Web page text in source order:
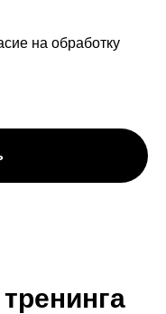
на обработку